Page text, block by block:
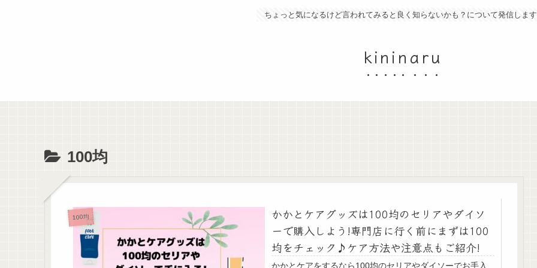
ちょっと気になるけど言われてみると良く知らないかも？について発信しま
kininaru
100均
100均
かかとケアグッズは100均のセリアやダイソ
ーで購入しよう!専門店に行く前にまずは100
均をチェック♪ケア方法や注意点もご紹介!
かかとケアをするなら100均のセリアやダイソーでお手入